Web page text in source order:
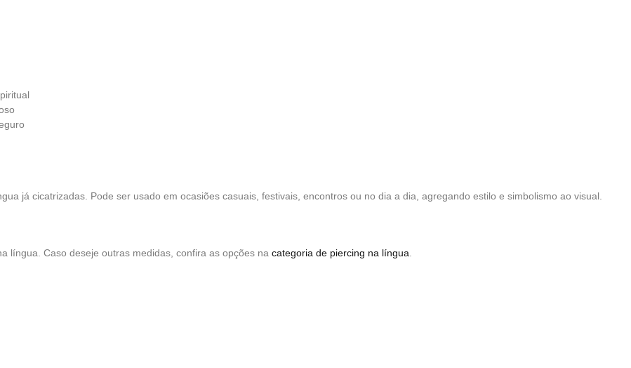
já cicatrizadas. Pode ser usado em ocasiões casuais, festivais, encontros ou no dia a dia, agregando estilo e simbolismo ao visual.
língua. Caso deseje outras medidas, confira as opções na categoria de piercing na língua